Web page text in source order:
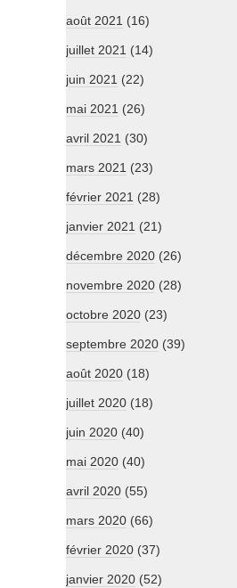
août 2021 (16)
juillet 2021 (14)
juin 2021 (22)
mai 2021 (26)
avril 2021 (30)
mars 2021 (23)
février 2021 (28)
janvier 2021 (21)
décembre 2020 (26)
novembre 2020 (28)
octobre 2020 (23)
septembre 2020 (39)
août 2020 (18)
juillet 2020 (18)
juin 2020 (40)
mai 2020 (40)
avril 2020 (55)
mars 2020 (66)
février 2020 (37)
janvier 2020 (52)